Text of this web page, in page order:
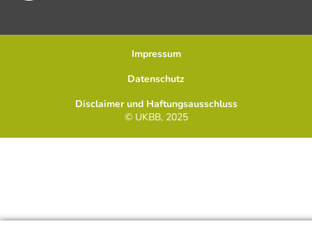
© UKBB, 2025
Impressum
Datenschutz
Disclaimer und Haftungsausschluss